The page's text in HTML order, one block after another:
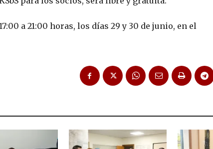
a 21:00 horas, los días 29 y 30 de junio, en el